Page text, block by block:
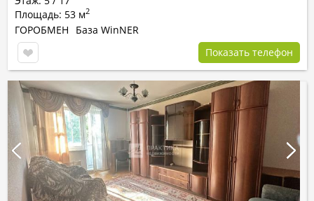
Площадь: 53 м2
ГОРОБМЕН
База WinNER
Показать телефон